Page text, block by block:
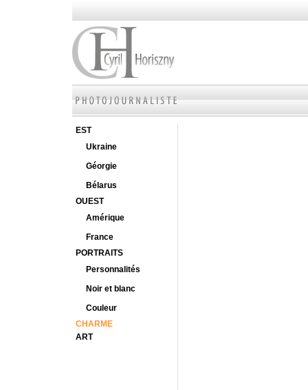
EST
Ukraine
Géorgie
Bélarus
OUEST
Amérique
France
PORTRAITS
Personnalités
Noir et blanc
Couleur
CHARME
ART